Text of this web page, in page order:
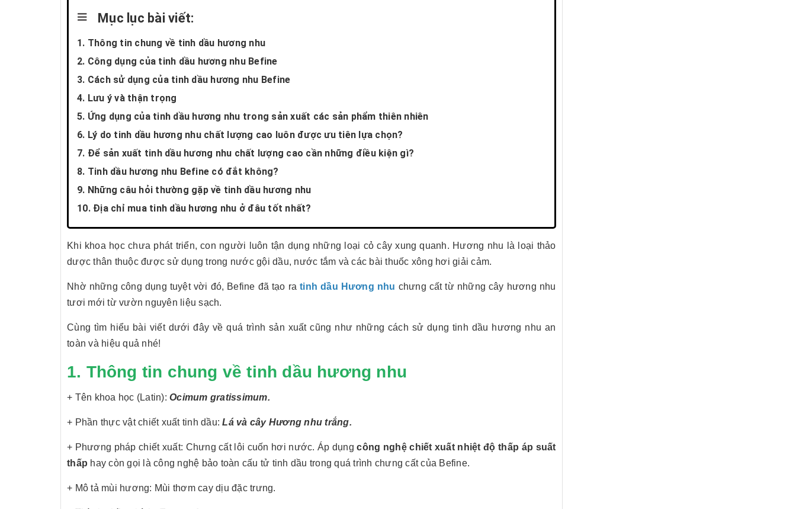
Mục lục bài viết:
1. Thông tin chung về tinh dầu hương nhu
2. Công dụng của tinh dầu hương nhu Befine
3. Cách sử dụng của tinh dầu hương nhu Befine
4. Lưu ý và thận trọng
5. Ứng dụng của tinh dầu hương nhu trong sản xuất các sản phẩm thiên nhiên
6. Lý do tinh dầu hương nhu chất lượng cao luôn được ưu tiên lựa chọn?
7. Để sản xuất tinh dầu hương nhu chất lượng cao cần những điều kiện gì?
8. Tinh dầu hương nhu Befine có đắt không?
9. Những câu hỏi thường gặp về tinh dầu hương nhu
10. Địa chỉ mua tinh dầu hương nhu ở đâu tốt nhất?
Khi khoa học chưa phát triển, con người luôn tận dụng những loại cỏ cây xung quanh. Hương nhu là loại thảo
dược thân thuộc được sử dụng trong nước gội dầu, nước tắm và các bài thuốc xông hơi giải cảm.
Nhờ những công dụng tuyệt vời đó, Befine đã tạo ratinh dầu Hương nhu chưng cất từ những cây hương nhu
tươi mới từ vườn nguyên liệu sạch.
Cùng tìm hiểu bài viết dưới đây về quá trình sản xuất cũng như những cách sử dụng tinh dầu hương nhu an
toàn và hiệu quả nhé!
1. Thông tin chung về tinh dầu hương nhu
+ Tên khoa học (Latin): Ocimum gratissimum.
+ Phần thực vật chiết xuất tinh dầu:Lá và cây Hương nhu trắng.
+ Phương pháp chiết xuất: Chưng cất lôi cuốn hơi nước. Áp dụngcông nghệ chiết xuất nhiệt độ thấp áp suất
thấp hay còn gọi là công nghệ bảo toàn cấu tử tinh dầu trong quá trình chưng cất của Befine.
+ Mô tả mùi hương: Mùi thơm cay dịu đặc trưng.